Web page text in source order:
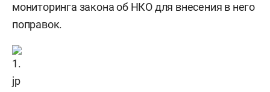
мониторинга закона об НКО для внесения в него
поправок.